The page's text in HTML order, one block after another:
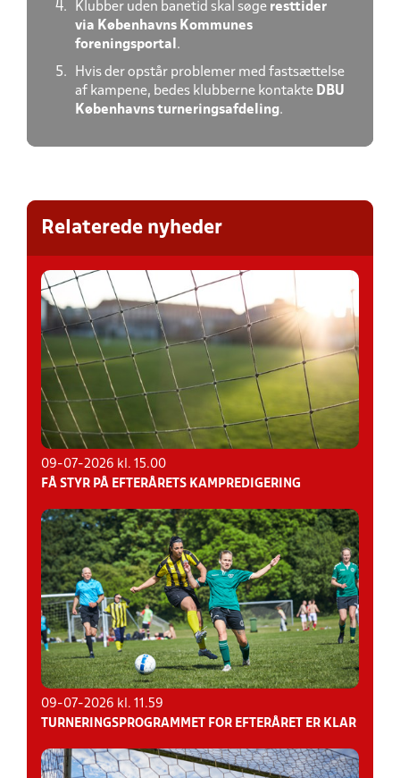
Klubber uden banetid skal søge resttider
via Københavns Kommunes
foreningsportal .
Hvis der opstår problemer med fastsættelse
af kampene, bedes klubberne kontakte DBU
Københavns turneringsafdeling.
Relaterede nyheder
09-07-2026 kl. 15.00
FÅ STYR PÅ EFTERÅRETS KAMPREDIGERING
09-07-2026 kl. 11.59
TURNERINGSPROGRAMMET FOR EFTERÅRET ER KLAR